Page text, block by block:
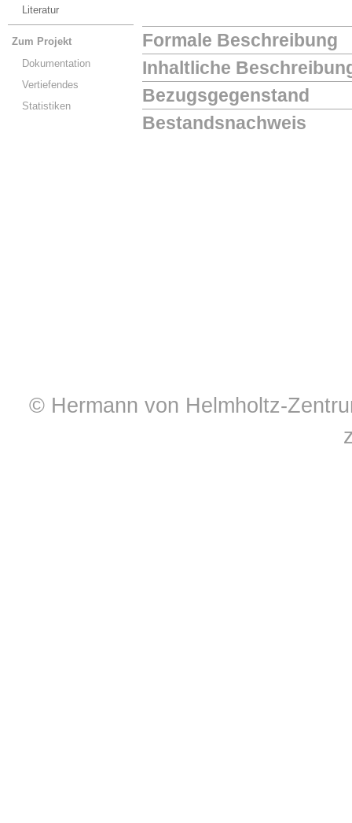
Literatur
Zum Projekt
Dokumentation
Vertiefendes
Statistiken
Formale Beschreibung
Inhaltliche
Bezugsgegenstand
Bestandsnachweis
© Hermann von Helmholtz-